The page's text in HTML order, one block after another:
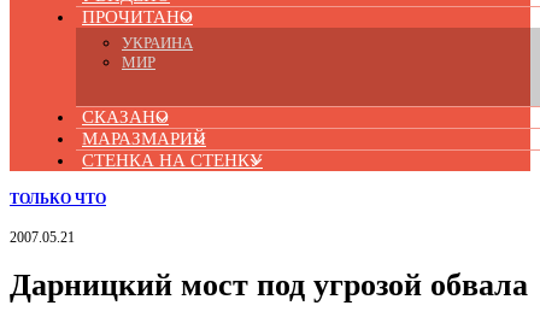
ПРОЧИТАНО
УКРАИНА
МИР
СКАЗАНО
МАРАЗМАРИЙ
СТЕНКА НА СТЕНКУ
ТОЛЬКО ЧТО
2007.05.21
Дарницкий мост под угрозой обвала